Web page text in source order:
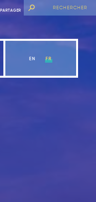
PARTAGER
EN FR